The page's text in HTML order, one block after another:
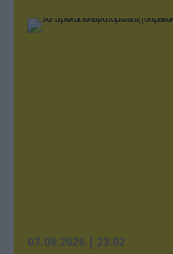
07.08.2026 | 23:02